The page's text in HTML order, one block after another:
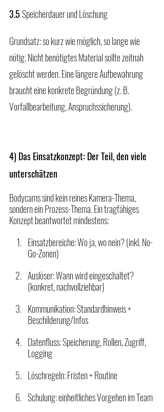
3.5 Speicherdauer und Löschung
Grundsatz: so kurz wie möglich, so lange wie
nötig. Nicht benötigtes Material sollte zeitnah
gelöscht werden. Eine längere Aufbewahrung
braucht eine konkrete Begründung (z. B.
Vorfallbearbeitung, Anspruchssicherung).
4) Das Einsatzkonzept: Der Teil, den viele
unterschätzen
Bodycams sind kein reines Kamera-Thema,
sondern ein Prozess-Thema. Ein tragfähiges
Konzept beantwortet mindestens:
Einsatzbereiche: Wo ja, wo nein? (inkl. No-
Go-Zonen)
Auslöser: Wann wird eingeschaltet?
(konkret, nachvollziehbar)
Kommunikation: Standardhinweis +
Beschilderung/Infos
Datenfluss: Speicherung, Rollen, Zugriff,
Logging
Löschregeln: Fristen + Routine
Schulung: einheitliches Vorgehen im Team